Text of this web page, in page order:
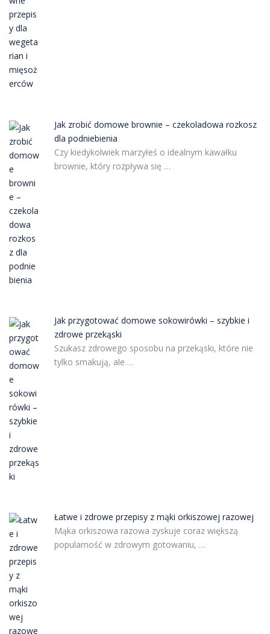
Jak zrobić domowe brownie – czekoladowa rozkosz
dla podniebienia
Czy kiedykolwiek marzyłeś o idealnym kawałku
brownie, który rozpływa się …
Jak przygotować domowe sokowirówki – szybkie i
zdrowe przekąski
Szukasz zdrowego sposobu na przekąski, które nie
tylko smakują, ale …
Łatwe i zdrowe przepisy z mąki orkiszowej razowej
Mąka orkiszowa razowa zyskuje coraz większą
popularność w zdrowym gotowaniu, …